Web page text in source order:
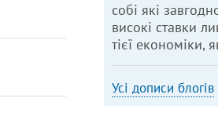
собі які
високі ставки
тієї економіки,
Усі дописи блогів